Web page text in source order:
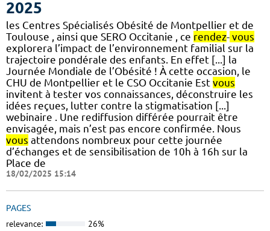
2025
les Centres Spécialisés Obésité de Montpellier et de
Toulouse , ainsi que SERO Occitanie , ce rendez- vous
explorera l’impact de l’environnement familial sur la
trajectoire pondérale des enfants. En effet [...] la
Journée Mondiale de l’Obésité ! À cette occasion, le
CHU de Montpellier et le CSO Occitanie Est vous
invitent à tester vos connaissances, déconstruire les
idées reçues, lutter contre la stigmatisation [...]
webinaire . Une rediffusion différée pourrait être
envisagée, mais n’est pas encore confirmée. Nous
vous attendons nombreux pour cette journée
d’échanges et de sensibilisation de 10h à 16h sur la
Place de
18/02/2025 15:14
PAGES
relevance: 26%